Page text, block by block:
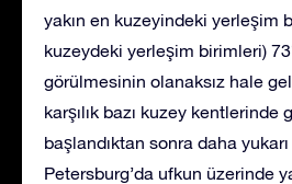
yakın en kuzeyindeki yerleşim
kuzeydeki yerleşim birimleri)
görülmesinin olanaksız hale
karşılık bazı kuzey kentlerinde
başlandıktan sonra daha
Petersburg’da ufkun üzerinde